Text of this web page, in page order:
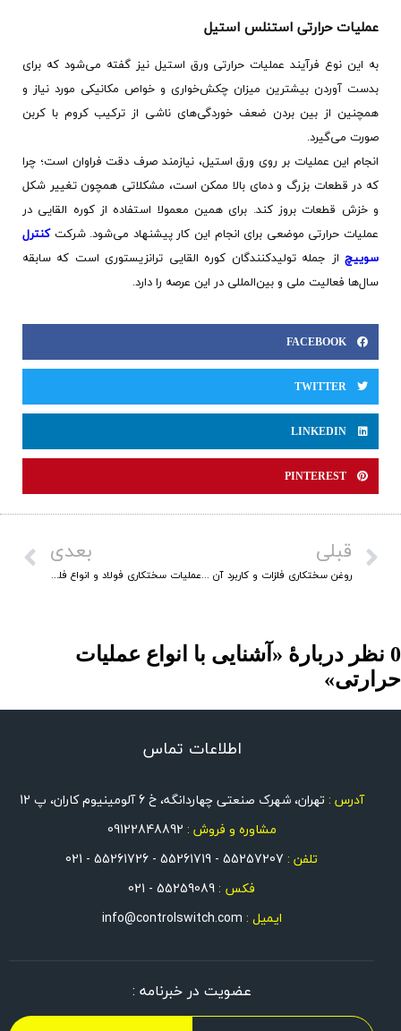
عملیات حرارتی استنلس استیل
به این نوع فرآیند عملیات حرارتی ورق استیل نیز گفته می‌شود که برای
بدست آوردن بیشترین میزان چکش‌خواری و خواص مکانیکی مورد نیاز و
همچنین از بین بردن ضعف خوردگی‌های ناشی از ترکیب کروم با کربن
صورت می‌گیرد.
انجام این عملیات بر روی ورق استیل، نیازمند صرف دقت فراوان است؛ چرا
که در قطعات بزرگ و دمای بالا ممکن است، مشکلاتی همچون تغییر شکل
و خزش قطعات بروز کند. برای همین معمولا استفاده از کوره القایی در
عملیات حرارتی موضعی برای انجام این کار پیشنهاد می‌شود. شرکتکنترل
سوییچاز جمله تولیدکنندگان کوره القایی ترانزیستوری است که سابقه
سال‌ها فعالیت ملی و بین‌المللی در این عرصه را دارد.
FACEBOOK
TWITTER
LINKEDIN
PINTEREST
قبلی
روغن سختکاری فلزات و کاربرد آن چیست؟
بعدی
عملیات سختکاری فولاد و انواع فلزات
0 نظر دربارهٔ «آشنایی با انواع عملیات
اطلاعات تماس
آدرس : تهران، شهرک صنعتی چهاردانگه، خ 6 آلومینیوم کاران، پ 12
مشاوره و فروش : 09122848892
تلفن : 55257207 - 55261719 - 55261726 - 021
فکس : 55259089 - 021
ایمیل : info@controlswitch.com
عضویت در خبرنامه :